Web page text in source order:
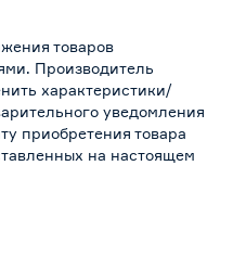
товаров
Производитель
характеристики/
уведомления
приобретения товара
на настоящем